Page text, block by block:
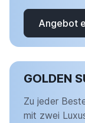
Angebot
GOLDEN
Zu jeder
mit zwei